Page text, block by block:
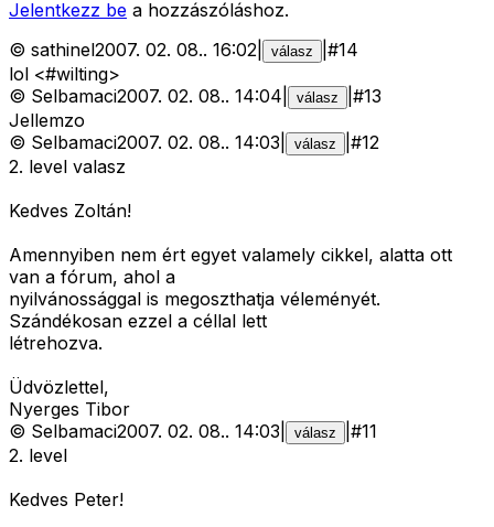
Jelentkezz be a hozzászóláshoz.
© sathinel2007. 02. 08.. 16:02 válasz #14
lol <#wilting>
© Selbamaci2007. 02. 08.. 14:04 válasz #13
Jellemzo
© Selbamaci2007. 02. 08.. 14:03 válasz #12
2. level valasz
Kedves Zoltán!
Amennyiben nem ért egyet valamely cikkel, alatta ott
van a fórum, ahol a
nyilvánossággal is megoszthatja véleményét.
Szándékosan ezzel a céllal lett
létrehozva.
Üdvözlettel,
Nyerges Tibor
© Selbamaci2007. 02. 08.. 14:03 válasz #11
2. level
Kedves Peter!